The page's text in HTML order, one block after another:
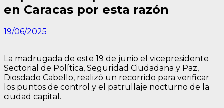
en Caracas por esta razón
19/06/2025
La madrugada de este 19 de junio el vicepresidente
Sectorial de Política, Seguridad Ciudadana y Paz,
Diosdado Cabello, realizó un recorrido para verificar
los puntos de control y el patrullaje nocturno de la
ciudad capital.